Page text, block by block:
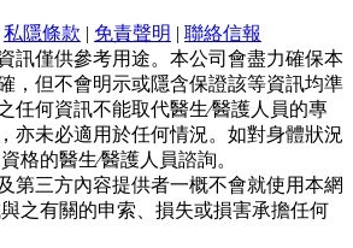
私隱條款 | 免責聲明 | 聯絡信報
訊僅供參考用途。本公司會盡力確保本
，但不會明示或隱含保證該等資訊均準
任何資訊不能取代醫生∕醫護人員的專
亦未必適用於任何情況。如對身體狀況
格的醫生∕醫護人員諮詢。
第三方內容提供者一概不會就使用本網
之有關的申索、損失或損害承擔任何